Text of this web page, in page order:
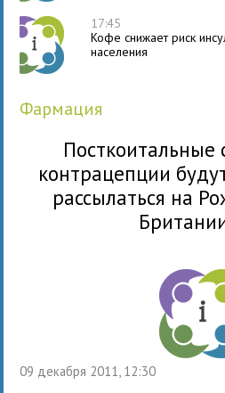
17:45
Кофе снижает риск
населения
фармация
Посткоитальные
контрацепции
рассылаться на
09 декабря 2011, 12:30